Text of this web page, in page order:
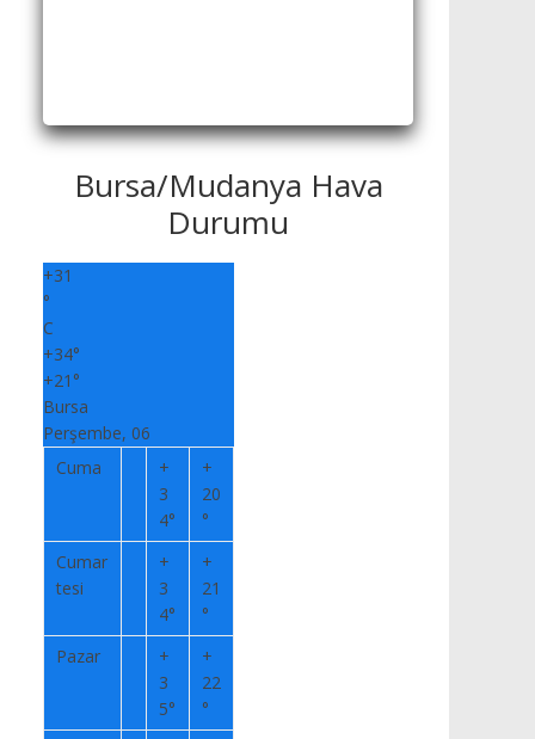
Bursa/Mudanya Hava
Durumu
+31
°
C
+34°
+21°
Bursa
Perşembe, 06
Cuma
+
3
4°
+
20
°
Cumar
tesi
+
3
4°
+
21
°
Pazar
+
3
5°
+
22
°